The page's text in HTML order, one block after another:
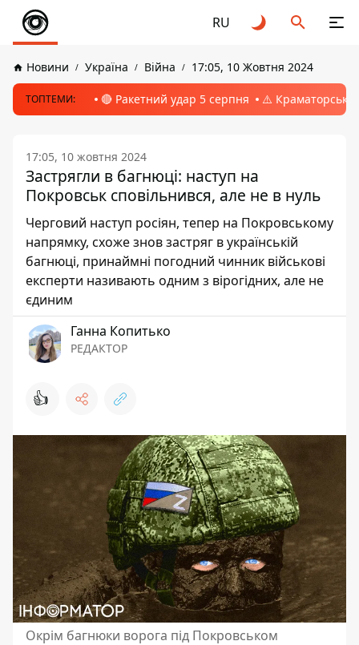
RU
Новини Україна Війна 17:05, 10 Жовтня 2024
ТОПТЕМИ: 🔴 Ракетний удар 5 серпня ⚠️ Краматорськ,
17:05, 10 жовтня 2024
Застрягли в багнюці: наступ на
Покровськ сповільнився, але не в нуль
Черговий наступ росіян, тепер на Покровському
напрямку, схоже знов застряг в українській
багнюці, принаймні погодний чинник військові
експерти називають одним з вірогідних, але не
єдиним
Ганна Копитько
РЕДАКТОР
👍
Окрім багнюки ворога під Покровськом